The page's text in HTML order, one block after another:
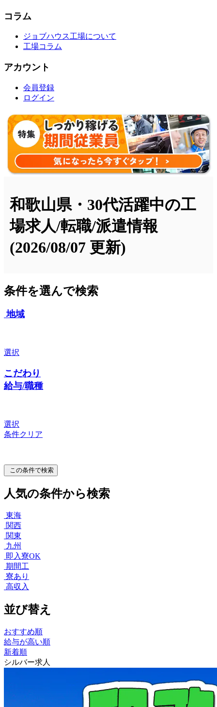
コラム
ジョブハウス工場について
工場コラム
アカウント
会員登録
ログイン
和歌山県・30代活躍中の工
場求人/転職/派遣情報
(2026/08/07 更新)
条件を選んで検索
地域
選択
こだわり
給与/職種
選択
条件クリア
この条件で検索
人気の条件から検索
東海
関西
関東
九州
即入寮OK
期間工
寮あり
高収入
並び替え
おすすめ順
給与が高い順
新着順
シルバー求人